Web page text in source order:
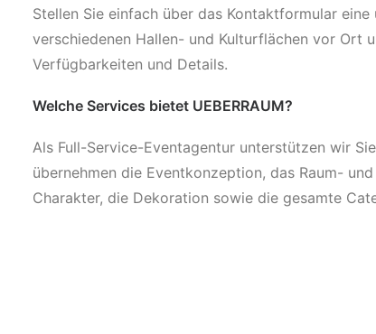
Stellen Sie einfach über das Kontaktformular
verschiedenen Hallen- und Kulturflächen vor Ort
Verfügbarkeiten und Details.
Welche Services bietet UEBERRAUM?
Als Full-Service-Eventagentur unterstützen wir
übernehmen die Eventkonzeption, das Raum-
Charakter, die Dekoration sowie die gesamte